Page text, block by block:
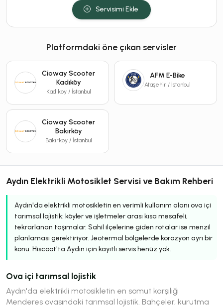
Servisimi Ekle
Platformdaki öne çıkan servisler
Cioway Scooter
Kadıköy
Kadıköy / İstanbul
AFM E-Bike
Ataşehir / İstanbul
Cioway Scooter
Bakırköy
Bakırköy / İstanbul
Aydın Elektrikli Motosiklet Servisi ve Bakım Rehberi
Aydın'da elektrikli motosikletin en verimli kullanım alanı ova içi
tarımsal lojistik: köyler ve işletmeler arası kısa mesafeli,
tekrarlanan taşımalar. Sahil ilçelerine giden rotalar ise menzil
planlaması gerektiriyor. Jeotermal bölgelerde korozyon ayrı bir
konu. Hiscoot'ta Aydın için kayıtlı servis henüz yok.
Ova içi tarımsal lojistik
Aydın'da elektrikli motosikletin en somut karşılığı
Menderes ovasındaki tarımsal lojistik. Bahçeler, kurutma